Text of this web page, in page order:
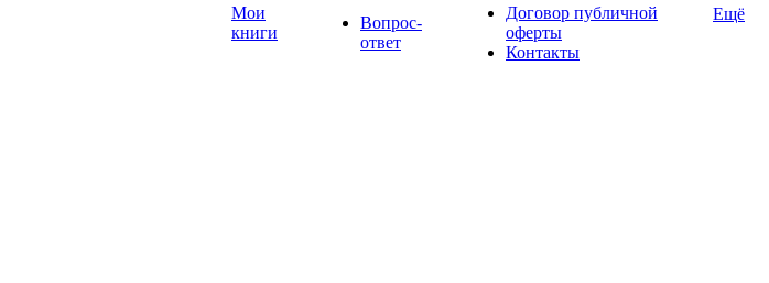
Мои
книги
Вопрос-
ответ
Договор публичной
оферты
Контакты
Ещё